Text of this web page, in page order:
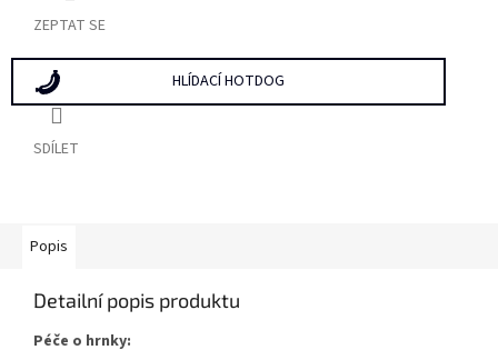
ZEPTAT SE
HLÍDACÍ HOTDOG
SDÍLET
Popis
Detailní popis produktu
Péče o hrnky: